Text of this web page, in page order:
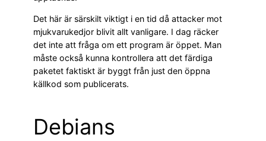
Det här är särskilt viktigt i en tid då attacker mot
mjukvarukedjor blivit allt vanligare. I dag räcker
det inte att fråga om ett program är öppet. Man
måste också kunna kontrollera att det färdiga
paketet faktiskt är byggt från just den öppna
källkod som publicerats.
Debians